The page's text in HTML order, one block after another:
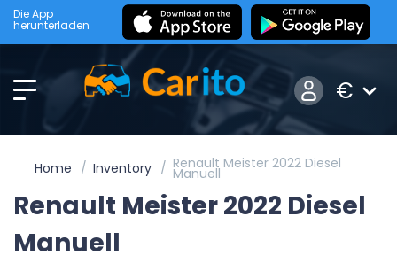
Die App
herunterladen
€
Home Inventory Renault Meister 2022 Diesel
Manuell
Renault Meister 2022 Diesel
Manuell